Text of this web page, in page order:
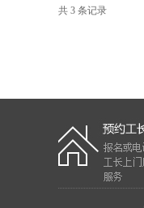
共 3 条记录